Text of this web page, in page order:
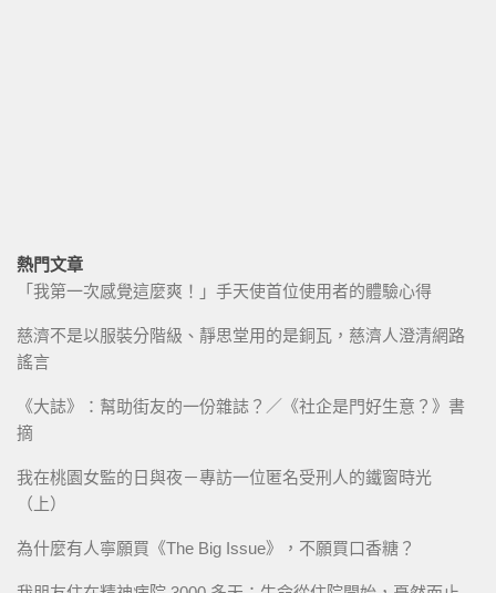
熱門文章
「我第一次感覺這麼爽！」手天使首位使用者的體驗心得
慈濟不是以服裝分階級、靜思堂用的是銅瓦，慈濟人澄清網路
謠言
《大誌》：幫助街友的一份雜誌？／《社企是門好生意？》書
摘
我在桃園女監的日與夜－專訪一位匿名受刑人的鐵窗時光
（上）
為什麼有人寧願買《The Big Issue》，不願買口香糖？